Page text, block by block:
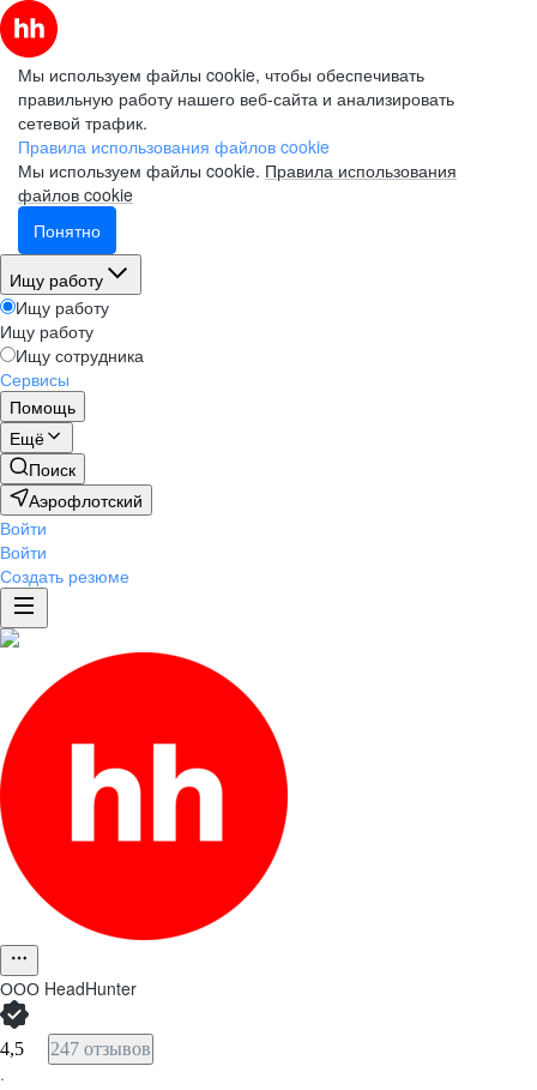
Мы используем файлы cookie, чтобы обеспечивать
правильную работу нашего веб-сайта и анализировать
сетевой трафик.
Правила использования файлов cookie
Мы используем файлы cookie. Правила использования
файлов cookie
Понятно
Ищу работу
Ищу работу
Ищу работу
Ищу сотрудника
Сервисы
Помощь
Ещё
Поиск
Аэрофлотский
Войти
Войти
Создать резюме
ООО HeadHunter
4,5 247 отзывов
·